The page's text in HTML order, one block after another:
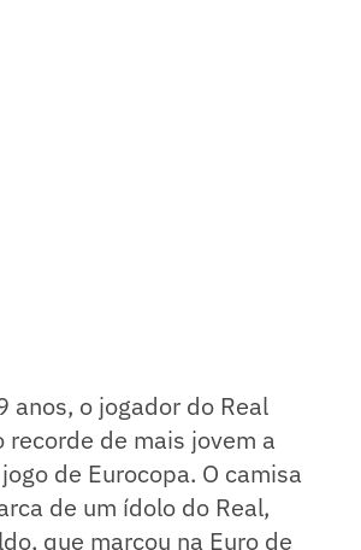
anos, o jogador do Real
recorde de mais jovem a
de Eurocopa. O camisa
de um ídolo do Real,
que marcou na Euro de